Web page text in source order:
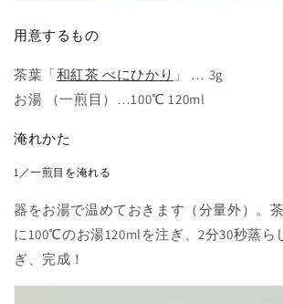
用意するもの
茶葉「和紅茶 べにひかり 」 … 3g
お湯 （一煎目）…100℃ 120ml
淹れかた
1／一煎目を淹れる
器をお湯で温めておきます（分量外）。
に100℃のお湯120mlを注ぎ、2分30秒蒸ら
ぎ、完成！